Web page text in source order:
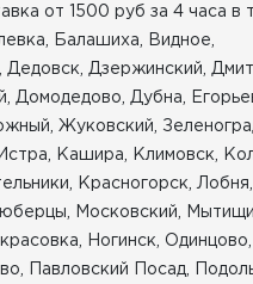
от 1500 руб за 4 часа в
Балашиха, Видное,
Дедовск, Дзержинский,
Домодедово, Дубна,
Жуковский,
Кашира, Климовск,
Красногорск, Лобня,
Московский, Мытищи,
Ногинск, Одинцово,
Павловский Посад,